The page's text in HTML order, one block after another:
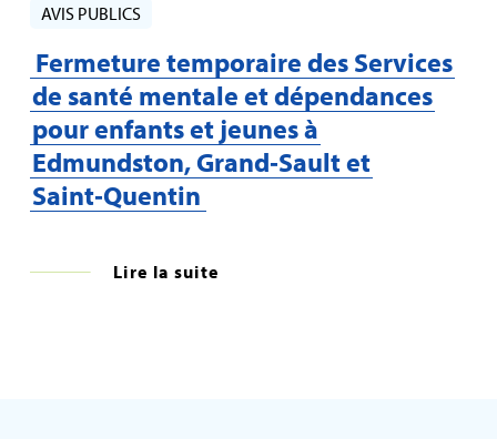
AVIS PUBLICS
Fermeture temporaire des Services
de santé mentale et dépendances
pour enfants et jeunes à
Edmundston, Grand‑Sault et
Saint‑Quentin
Lire la suite